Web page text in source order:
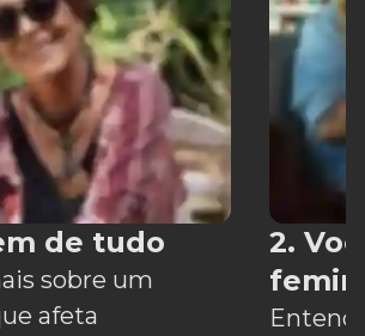
de tudo
sobre um
afeta
2.